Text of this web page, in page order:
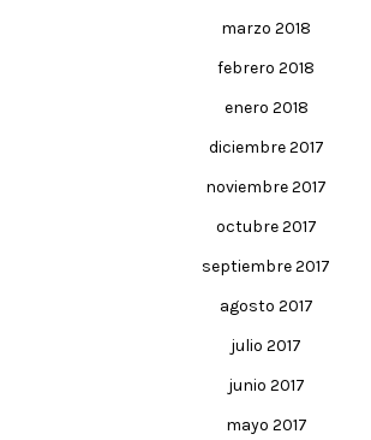
marzo 2018
febrero 2018
enero 2018
diciembre 2017
noviembre 2017
octubre 2017
septiembre 2017
agosto 2017
julio 2017
junio 2017
mayo 2017